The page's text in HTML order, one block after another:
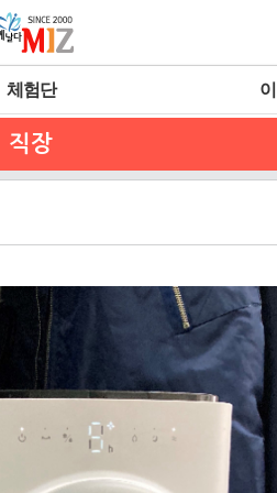
체험단
직장